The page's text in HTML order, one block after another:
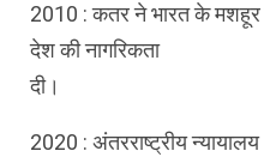
2010 : कतर ने भारत के
देश की नागरिकता
दी।
2020 : अंतरराष्ट्रीय